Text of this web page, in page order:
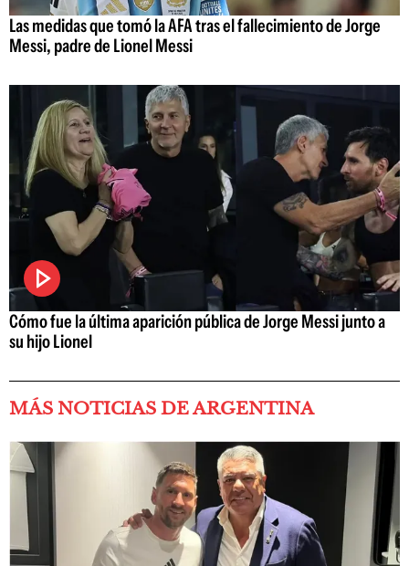
Las medidas que tomó la AFA tras el fallecimiento de Jorge
Messi, padre de Lionel Messi
Cómo fue la última aparición pública de Jorge Messi junto a
su hijo Lionel
MÁS NOTICIAS DE ARGENTINA